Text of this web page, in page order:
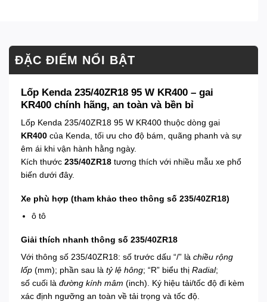
ĐẶC ĐIỂM NỔI BẬT
Lốp Kenda 235/40ZR18 95 W KR400 – gai
KR400 chính hãng, an toàn và bền bỉ
Lốp Kenda 235/40ZR18 95 W KR400 thuộc dòng gai
KR400 của Kenda, tối ưu cho độ bám, quãng phanh và sự
êm ái khi vận hành hằng ngày.
Kích thước 235/40ZR18 tương thích với nhiều mẫu xe phổ
biến dưới đây.
Xe phù hợp (tham khảo theo thông số 235/40ZR18)
ô tô
Giải thích nhanh thông số 235/40ZR18
Với thông số 235/40ZR18: số trước dấu “/” là chiều rộng
lốp (mm); phần sau là tỷ lệ hông; “R” biểu thị Radial;
số cuối là đường kính mâm (inch). Ký hiệu tải/tốc độ đi kèm
xác định ngưỡng an toàn về tải trọng và tốc độ.